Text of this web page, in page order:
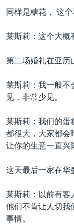
同样是糖花， 这个
莱斯莉：这个大概
第二场婚礼在亚历
莱斯莉：我一般不
见，非常少见。
莱斯莉：我们的蛋
都很大，大家都会
让你的生意一直兴
这天最后一家在华
莱斯莉：以前有客
他们不肯让人切我
事情。